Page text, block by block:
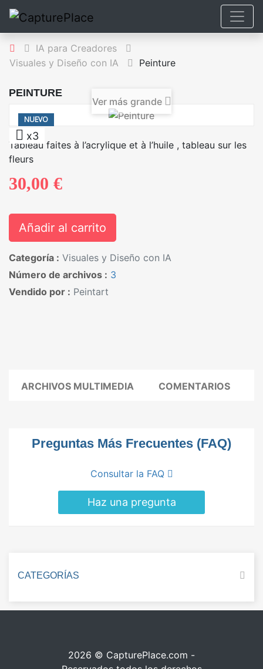
IA para Creadores
Visuales y Diseño con IA
Peinture
PEINTURE
NUEVO
x3
Ver más grande
Tableau faites à l’acrylique et à l’huile , tableau sur les
fleurs
30,00 €
Añadir al carrito
Categoría : Visuales y Diseño con IA
Número de archivos : 3
Vendido por : Peintart
ARCHIVOS MULTIMEDIA COMENTARIOS
Preguntas Más Frecuentes (FAQ)
Consultar la FAQ
Haz una pregunta
CATEGORÍAS
2026 © CapturePlace.com -